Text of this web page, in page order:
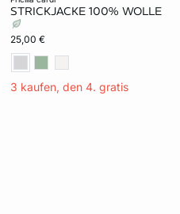
STRICKJACKE 100% WOLLE
25,00 €
3 kaufen, den 4. gratis